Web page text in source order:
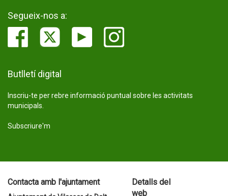
Segueix-nos a:
Butlletí digital
Inscriu-te per rebre informació puntual sobre les activitats
municipals.
Subscriure'm
Contacta amb l'ajuntament
Detalls del
web